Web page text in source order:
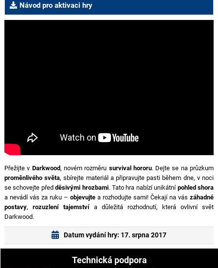
Návod pro aktivaci hry
Přežijte v Darkwood, novém rozměru survival hororu. Dejte se na průzkum
proměnlivého světa, sbírejte materiál a připravujte pasti během dne, v noci
se schovejte předděsivými hrozbami. Tato hra nabízí unikátní pohled shora
a nevádí vás za ruku – objevujte a rozhodujte sami! Čekají na vászáhadné
postavy, rozuzlení tajemstvía důležitá rozhodnutí, která ovlivní svět
Darkwood.
Datum vydání hry: 17. srpna 2017
Technická podpora